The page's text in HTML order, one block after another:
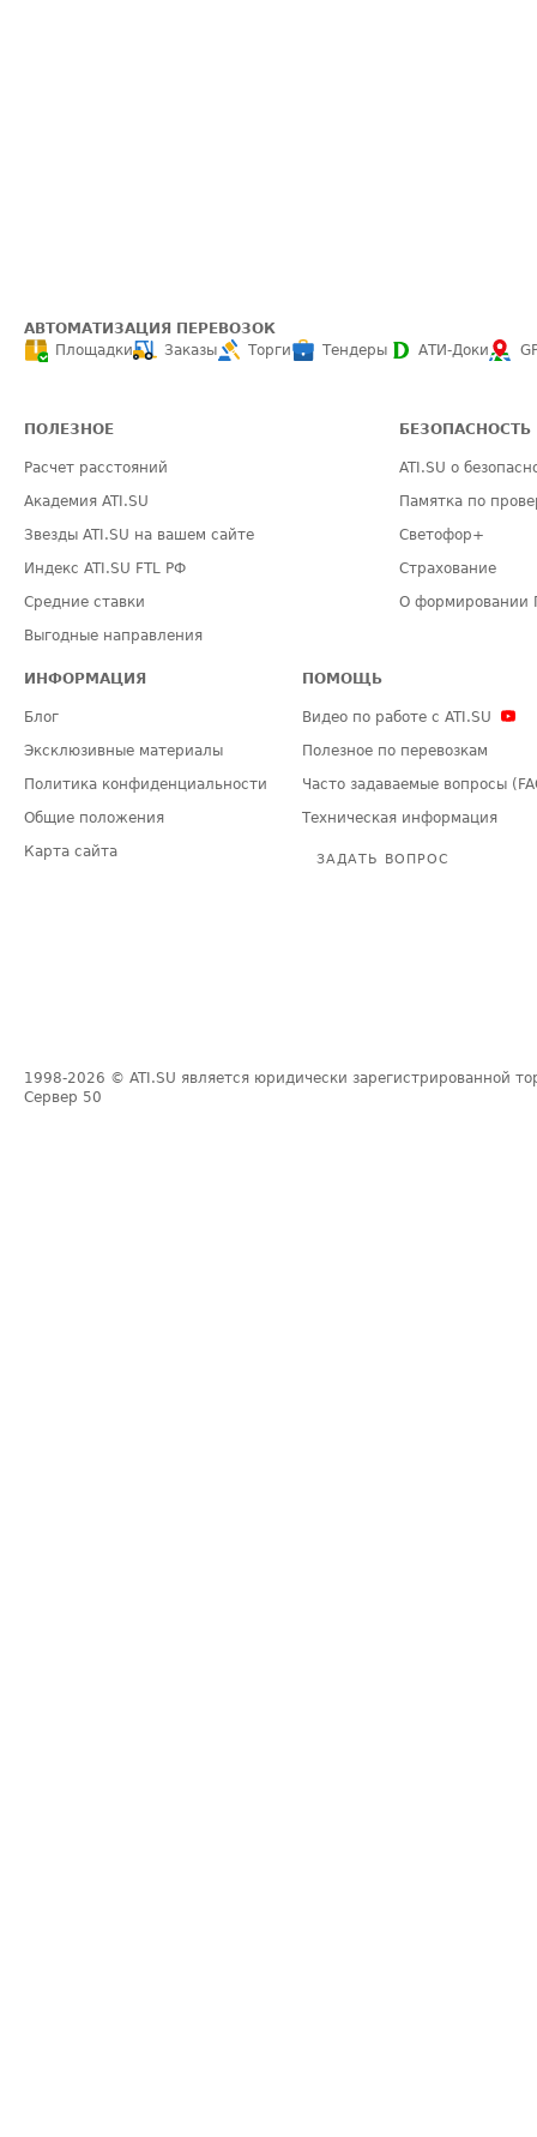
АВТОМАТИЗАЦИЯ ПЕРЕВОЗОК
Площадки
Заказы Торги Тендеры АТИ-Доки
ПОЛЕЗНОЕ
Расчет расстояний
Академия ATI.SU
Звезды ATI.SU на вашем сайте
Индекс ATI.SU FTL РФ
Средние ставки
Выгодные направления
БЕЗОПАСНОСТЬ
ATI.SU о
Памятка по
Светофор+
Страхование
О формировании
ИНФОРМАЦИЯ
Блог
Эксклюзивные материалы
Политика конфиденциальности
Общие положения
Карта сайта
ПОМОЩЬ
Видео по работе с ATI.SU
Полезное по перевозкам
Часто задаваемые вопросы
Техническая информация
ЗАДАТЬ ВОПРОС
1998-2026 © ATI.SU является юридически зарегистрированной
Сервер 50